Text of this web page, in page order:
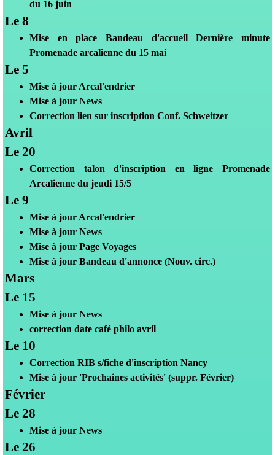
du 16 juin
Le 8
Mise en place Bandeau d'accueil Dernière minute
Promenade arcalienne du 15 mai
Le 5
Mise à jour Arcal'endrier
Mise à jour News
Correction lien sur inscription Conf. Schweitzer
Avril
Le 20
Correction talon d'inscription en ligne Promenade
Arcalienne du jeudi 15/5
Le 9
Mise à jour Arcal'endrier
Mise à jour News
Mise à jour Page Voyages
Mise à jour Bandeau d'annonce (Nouv. circ.)
Mars
Le 15
Mise à jour News
correction date café philo avril
Le 10
Correction RIB s/fiche d'inscription Nancy
Mise à jour 'Prochaines activités' (suppr. Février)
Février
Le 28
Mise à jour News
Le 26